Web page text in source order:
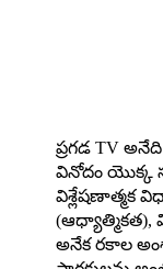
ప్రగడ TV
వినోదం యొక్క
విశ్లేషణాత్మక
అనేక రకాల